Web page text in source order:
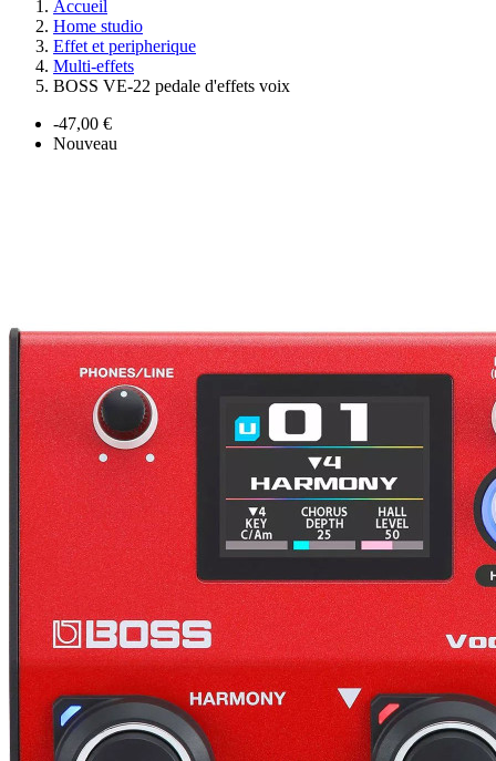
Accueil
Home studio
Effet et peripherique
Multi-effets
BOSS VE-22 pedale d'effets voix
-47,00 €
Nouveau